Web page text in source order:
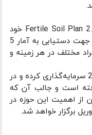
بد نیست بدانید که هوآوی در ماه سپتامبر سال 2019 میلادی از برنامه Fertile Soil Plan 2.0 خود
رونمایی کرد؛ در این برنامه مشخص شد که هوآوی قصد دارد 15 میلیارد دلار جهت دستیابی به آمار 5
مختلف در هر زمینه و
گزارش‌های منتشرشده، هوآوی مبلغ 200 میلیون دلار در سال 2020 سرمایه‌گذاری کرده و در
اختیار گرفته است و جالب آن که
از اهمیت این حوزه در